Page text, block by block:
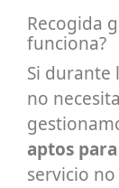
Recogida
funciona?
Si durante
no
aptos
servicio